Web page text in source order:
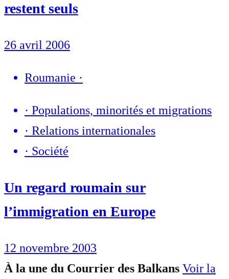
restent seuls
26 avril 2006
Roumanie ·
· Populations, minorités et migrations
· Relations internationales
· Société
Un regard roumain sur
l’immigration en Europe
12 novembre 2003
À la une du Courrier des Balkans Voir la